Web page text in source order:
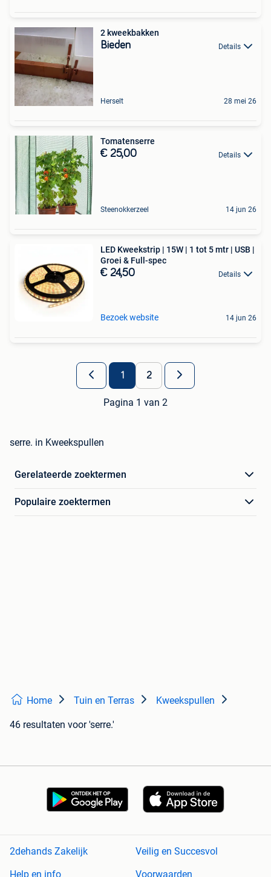
2 kweekbakken
Bieden Details
Herselt 28 mei 26
Tomatenserre
€ 25,00 Details
Steenokkerzeel 14 jun 26
LED Kweekstrip | 15W | 1 tot 5 mtr | USB |
Groei & Full-spec
€ 24,50 Details
Bezoek website 14 jun 26
1 2
Pagina 1 van 2
serre. in Kweekspullen
Gerelateerde zoektermen
Populaire zoektermen
Home Tuin en Terras Kweekspullen
46 resultaten voor 'serre.'
2dehands Zakelijk
Veilig en Succesvol
Help en info
Voorwaarden